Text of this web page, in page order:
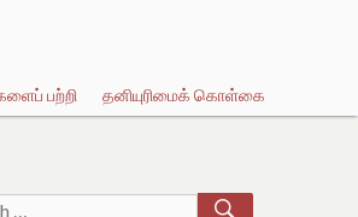
பற்றி தனியுரிமைக் கொள்கை